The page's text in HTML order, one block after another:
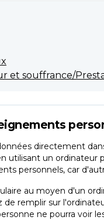
et souffrance/
directement
utilisant un
personnels, car
au moyen d'un
de remplir sur
ne pourra voir